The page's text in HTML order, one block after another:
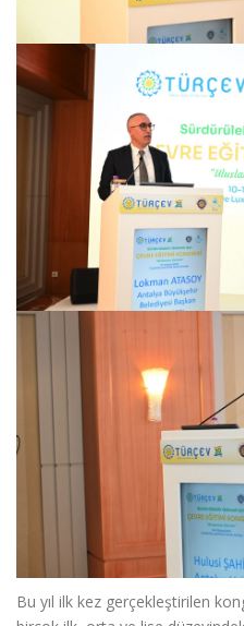
Bu yıl ilk kez gerçekleştirilen